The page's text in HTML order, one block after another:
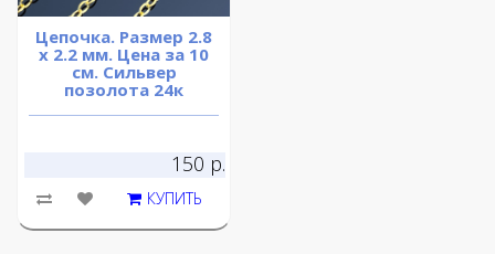
Цепочка. Размер 2.8
х 2.2 мм. Цена за 10
см. Сильвер
позолота 24к
150 р.
КУПИТЬ